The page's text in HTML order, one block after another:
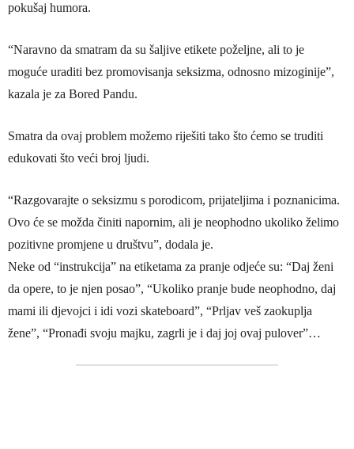
pokušaj humora.
“Naravno da smatram da su šaljive etikete poželjne, ali to je
moguće uraditi bez promovisanja seksizma, odnosno mizoginije”,
kazala je za Bored Pandu.
Smatra da ovaj problem možemo riješiti tako što ćemo se truditi
edukovati što veći broj ljudi.
“Razgovarajte o seksizmu s porodicom, prijateljima i poznanicima.
Ovo će se možda činiti napornim, ali je neophodno ukoliko želimo
pozitivne promjene u društvu”, dodala je.
Neke od “instrukcija” na etiketama za pranje odjeće su: “Daj ženi
da opere, to je njen posao”, “Ukoliko pranje bude neophodno, daj
mami ili djevojci i idi vozi skateboard”, “Prljav veš zaokuplja
žene”, “Pronađi svoju majku, zagrli je i daj joj ovaj pulover”…